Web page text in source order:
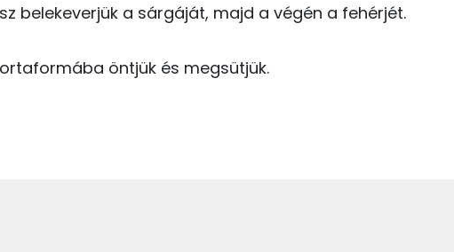
B6 vitamin:
belekeverjük a sárgáját, majd a végén a fehérjét.
öntjük és megsütjük.